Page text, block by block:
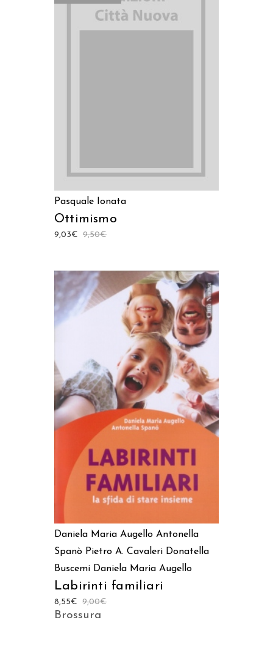
Pasquale Ionata
Ottimismo
9,50€
9,03€
AGGIUNGI AL CARRELLO
Daniela Maria Augello Antonella
Spanò Pietro A. Cavaleri Donatella
Buscemi Daniela Maria Augello
Labirinti familiari
9,00€
8,55€
Brossura